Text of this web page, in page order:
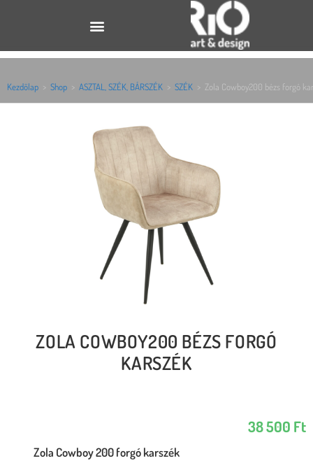
Kezdőlap > Shop > ASZTAL, SZÉK, BÁRSZÉK > SZÉK > Zola Cowboy200 bézs forgó
ZOLA COWBOY200 BÉZS FORGÓ
KARSZÉK
38 500 Ft
Zola Cowboy 200 forgó karszék